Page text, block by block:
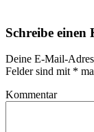
Schreibe einen
Deine E-Mail-
Felder sind mit *
Kommentar